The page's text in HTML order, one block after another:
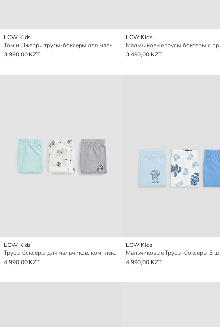
LCW Kids
Том и Джерри трусы-боксеры для мальчиков с принтом, комплект из 3 штук
3 990,00 KZT
LCW Kids
3 490,00 KZT
LCW Kids
Трусы боксеры для мальчиков, комплект из 3-х штук
4 990,00 KZT
LCW Kids
Мальчиковые Трусы-боксеры 3
4 990,00 KZT